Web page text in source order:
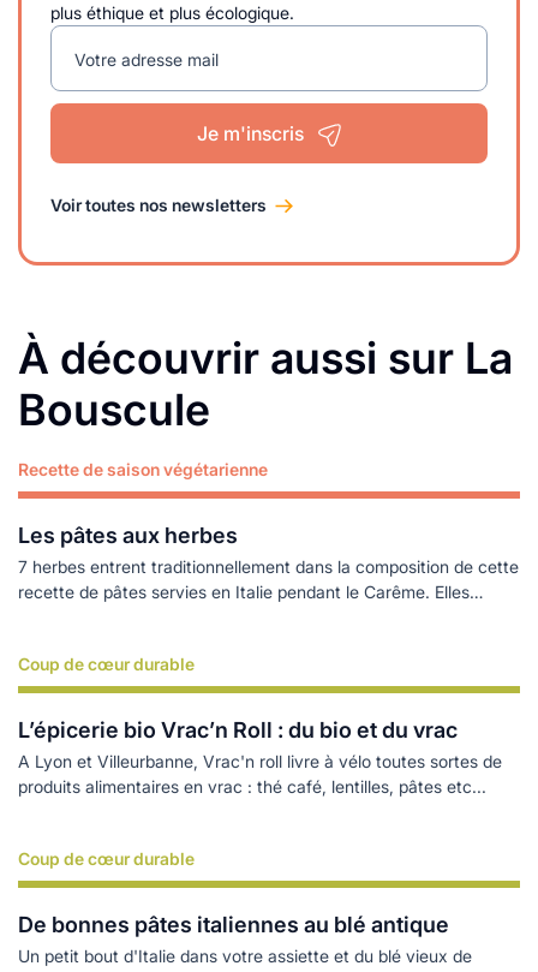
plus éthique et plus écologique.
Votre adresse mail
Je m'inscris
Voir toutes nos newsletters
À découvrir aussi sur La
Bouscule
Recette de saison végétarienne
Les pâtes aux herbes
7 herbes entrent traditionnellement dans la composition de cette
recette de pâtes servies en Italie pendant le Carême. Elles
7 jours que le monde fut créé … Cette recette à la saveur de
printemps est aussi bonne chaude que froide
Lire plus
Coup de cœur durable
L’épicerie bio Vrac’n Roll : du bio et du vrac
A Lyon et Villeurbanne, Vrac'n roll livre à vélo toutes sortes de
produits alimentaires en vrac : thé café, lentilles, pâtes etc...
Lire plus
Coup de cœur durable
De bonnes pâtes italiennes au blé antique
Un petit bout d'Italie dans votre assiette et du blé vieux de
Lire plus